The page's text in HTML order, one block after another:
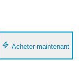
Acheter maintenant